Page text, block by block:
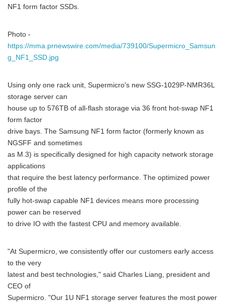
NF1 form factor SSDs.
Photo -
https://mma.prnewswire.com/media/739100/Supermicro_Samsun
g_NF1_SSD.jpg
Using only one rack unit, Supermicro's new SSG-1029P-NMR36L
storage server can
house up to 576TB of all-flash storage via 36 front hot-swap NF1
form factor
drive bays. The Samsung NF1 form factor (formerly known as
NGSFF and sometimes
as M.3) is specifically designed for high capacity network storage
applications
that require the best latency performance. The optimized power
profile of the
fully hot-swap capable NF1 devices means more processing
power can be reserved
to drive IO with the fastest CPU and memory available.
"At Supermicro, we consistently offer our customers early access
to the very
latest and best technologies," said Charles Liang, president and
CEO of
Supermicro. "Our 1U NF1 storage server features the most power